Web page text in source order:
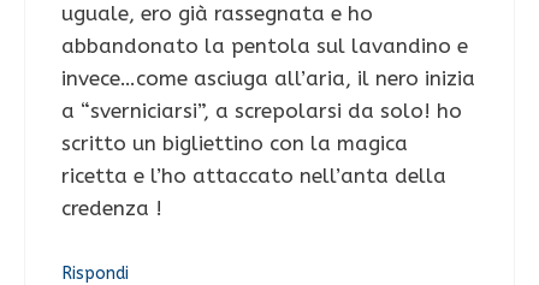
uguale, ero già rassegnata e ho
abbandonato la pentola sul lavandino e
invece…come asciuga all’aria, il nero inizia
a “sverniciarsi”, a screpolarsi da solo! ho
scritto un bigliettino con la magica
ricetta e l’ho attaccato nell’anta della
credenza !
Rispondi